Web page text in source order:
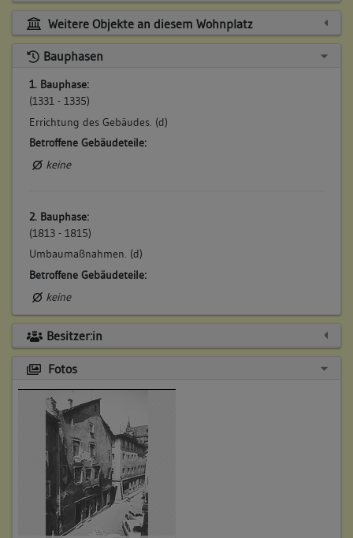
Weitere Objekte an diesem Wohnplatz
Bauphasen
1. Bauphase:
(1331 - 1335)
Errichtung des Gebäudes. (d)
Betroffene Gebäudeteile:
keine
2. Bauphase:
(1813 - 1815)
Umbaumaßnahmen. (d)
Betroffene Gebäudeteile:
keine
Besitzer:in
Fotos